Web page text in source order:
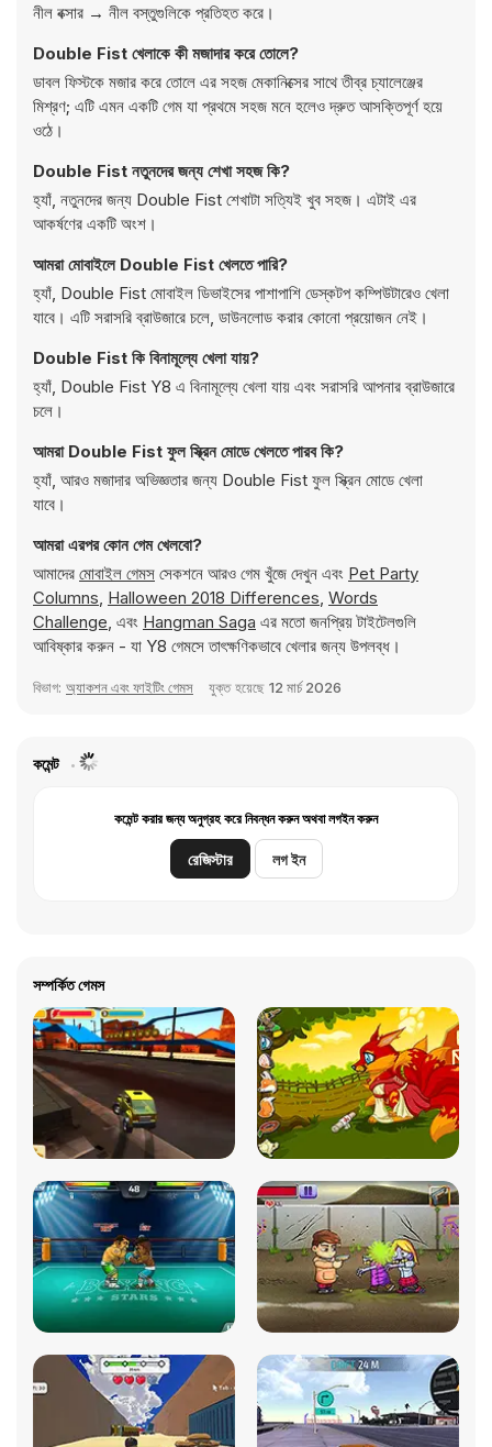
নীল বক্সার → নীল বস্তুগুলিকে প্রতিহত করে।
Double Fist খেলাকে কী মজাদার করে তোলে?
ডাবল ফিস্টকে মজার করে তোলে এর সহজ মেকানিক্সের সাথে তীব্র চ্যালেঞ্জের
মিশ্রণ; এটি এমন একটি গেম যা প্রথমে সহজ মনে হলেও দ্রুত আসক্তিপূর্ণ হয়ে
ওঠে।
Double Fist নতুনদের জন্য শেখা সহজ কি?
হ্যাঁ, নতুনদের জন্য Double Fist শেখাটা সত্যিই খুব সহজ। এটাই এর
আকর্ষণের একটি অংশ।
আমরা মোবাইলে Double Fist খেলতে পারি?
হ্যাঁ, Double Fist মোবাইল ডিভাইসের পাশাপাশি ডেস্কটপ কম্পিউটারেও খেলা
যাবে। এটি সরাসরি ব্রাউজারে চলে, ডাউনলোড করার কোনো প্রয়োজন নেই।
Double Fist কি বিনামূল্যে খেলা যায়?
হ্যাঁ, Double Fist Y8 এ বিনামূল্যে খেলা যায় এবং সরাসরি আপনার ব্রাউজারে
চলে।
আমরা Double Fist ফুল স্ক্রিন মোডে খেলতে পারব কি?
হ্যাঁ, আরও মজাদার অভিজ্ঞতার জন্য Double Fist ফুল স্ক্রিন মোডে খেলা
যাবে।
আমরা এরপর কোন গেম খেলবো?
আমাদের মোবাইল গেমস সেকশনে আরও গেম খুঁজে দেখুন এবং Pet Party
Columns, Halloween 2018 Differences, Words
Challenge, এবং Hangman Saga এর মতো জনপ্রিয় টাইটেলগুলি
আবিষ্কার করুন - যা Y8 গেমসে তাৎক্ষণিকভাবে খেলার জন্য উপলব্ধ।
বিভাগ: অ্যাকশন এবং ফাইটিং গেমস যুক্ত হয়েছে 12 মার্চ 2026
কমেন্ট
কমেন্ট করার জন্য অনুগ্রহ করে নিবন্ধন করুন অথবা লগইন করুন
রেজিস্টার লগ ইন
সম্পর্কিত গেমস